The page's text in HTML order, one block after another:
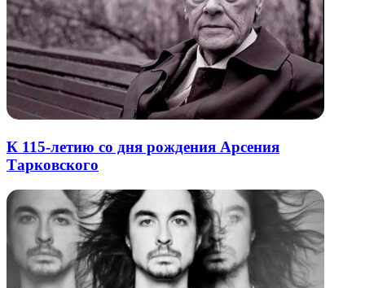
К 115-летию со дня рождения Арсения
Тарковского